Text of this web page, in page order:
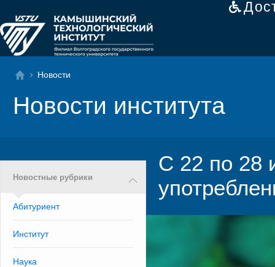
Новости
Новости института
Новостные рубрики
Абитуриент
Институт
Наука
С 22 по 28